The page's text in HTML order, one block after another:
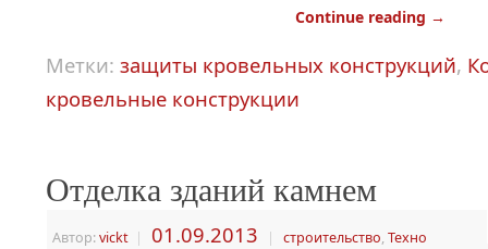
Continue reading →
Метки: защиты кровельных конструкций,
кровельные конструкции
Отделка зданий камнем
Автор:vickt | 01.09.2013 | строительство, Техно